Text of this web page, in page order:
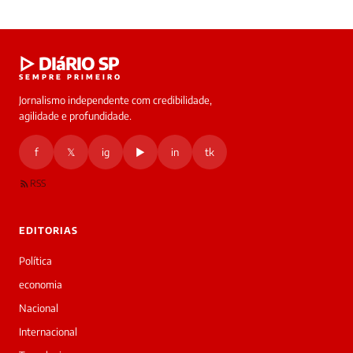
gente, q coisa absurda, amor e dinheiro dominando
❤️ 4 💬 Responder
online
Oi!
Bom
dia!
a
▷ DIáRIO SP
SEMPRE PRIMEIRO
Jornalismo independente com credibilidade,
agilidade e profundidade.
f 𝕏 ig ▶ in tk
RSS
EDITORIAS
Política
economia
Nacional
Internacional